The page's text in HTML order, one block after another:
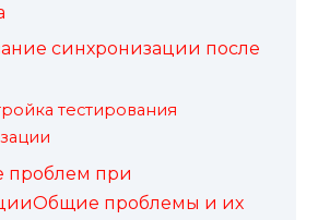
синхронизации после
тестирования
проблем при
проблемы и их